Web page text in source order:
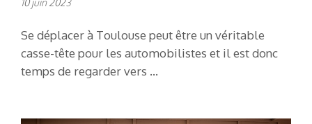
10 juin 2023
Se déplacer à Toulouse peut être un véritable
casse-tête pour les automobilistes et il est donc
temps de regarder vers …